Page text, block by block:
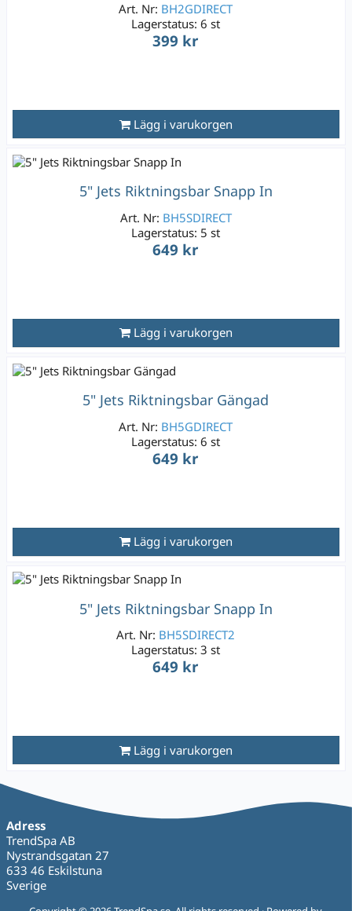
Art. Nr: BH2GDIRECT
Lagerstatus:6 st
399 kr
Lägg i varukorgen
5" Jets Riktningsbar Snapp In
Art. Nr: BH5SDIRECT
Lagerstatus: 5 st
649 kr
Lägg i varukorgen
5" Jets Riktningsbar Gängad
Art. Nr: BH5GDIRECT
Lagerstatus:6 st
649 kr
Lägg i varukorgen
5" Jets Riktningsbar Snapp In
Art. Nr: BH5SDIRECT2
Lagerstatus:3 st
649 kr
Lägg i varukorgen
Adress
TrendSpa AB
Nystrandsgatan 27
633 46 Eskilstuna
Sverige